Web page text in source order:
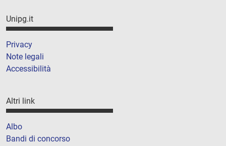
Unipg.it
Privacy
Note legali
Accessibilità
Altri link
Albo
Bandi di concorso